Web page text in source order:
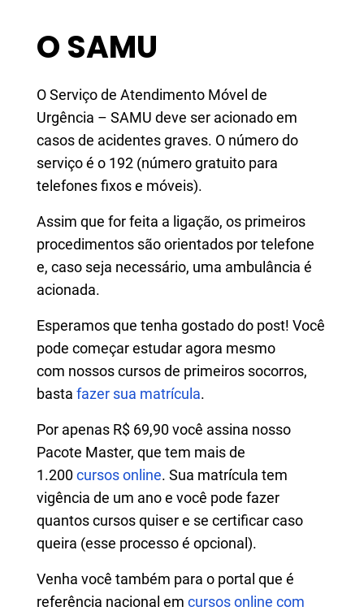
O SAMU
O Serviço de Atendimento Móvel de
Urgência – SAMU deve ser acionado em
casos de acidentes graves. O número do
serviço é o 192 (número gratuito para
telefones fixos e móveis).
Assim que for feita a ligação, os primeiros
procedimentos são orientados por telefone
e, caso seja necessário, uma ambulância é
acionada.
Esperamos que tenha gostado do post! Você
pode começar estudar agora mesmo
com nossos cursos de primeiros socorros,
basta fazer sua matrícula.
Por apenas R$ 69,90 você assina nosso
Pacote Master, que tem mais de
1.200cursos online. Sua matrícula tem
vigência de um ano e você pode fazer
quantos cursos quiser e se certificar caso
queira (esse processo é opcional).
Venha você também para o portal que é
referência nacional em cursos online com